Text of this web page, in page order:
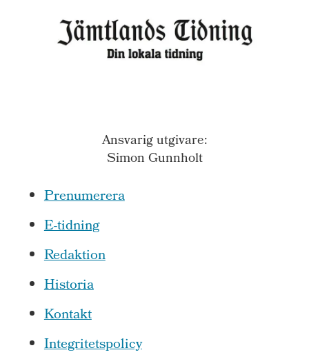
Ansvarig utgivare:
Simon Gunnholt
Prenumerera
E-tidning
Redaktion
Historia
Kontakt
Integritetspolicy